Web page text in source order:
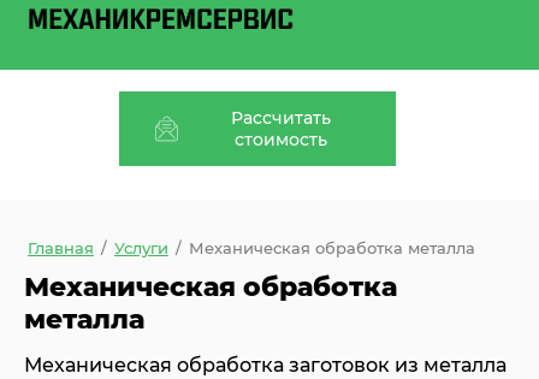
Рассчитать
стоимость
Главная / Услуги / Механическая обработка металла
Механическая обработка
металла
Механическая обработка заготовок из металла